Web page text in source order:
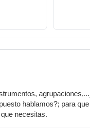
hablamos?; para
necesitas.